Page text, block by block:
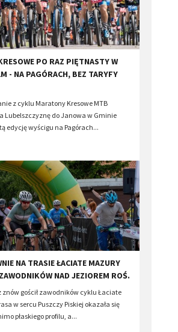
PO RAZ PIĘTNASTY W
- NA PAGÓRACH, BEZ TARYFY
z cyklu Maratony Kresowe MTB
Lubelszczyznę do Janowa w Gminie
edycję wyścigu na Pagórach...
NA TRASIE ŁACIATE MAZURY
NAD JEZIOREM ROŚ.
znów gościł zawodników cyklu Łaciate
w sercu Puszczy Piskiej okazała się
płaskiego profilu, a...